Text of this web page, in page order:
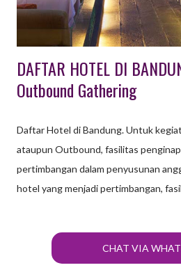
Kabupaten Maja. Berlokasi di bagian
DAFTAR HOTEL DI
Outbound Gathering
Daftar Hotel di Bandung. Untuk
ataupun Outbound, fasilitas
pertimbangan dalam penyusunan
hotel yang menjadi pertimbangan,
menjadi bahan pertimbangan. Kota
menawarkan banyak pilihan
Bintang 1,2,3,4 sampai 5 sudah
CHAT VIA